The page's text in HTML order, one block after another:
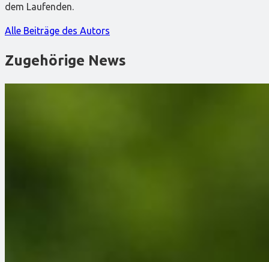
dem Laufenden.
Alle Beiträge des Autors
Zugehörige News